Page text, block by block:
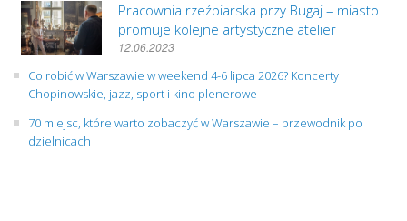
Pracownia rzeźbiarska przy Bugaj – miasto
promuje kolejne artystyczne atelier
12.06.2023
Co robić w Warszawie w weekend 4-6 lipca 2026? Koncerty
Chopinowskie, jazz, sport i kino plenerowe
70 miejsc, które warto zobaczyć w Warszawie – przewodnik po
dzielnicach